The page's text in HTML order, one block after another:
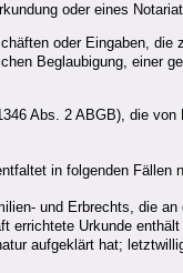
oder eines
oder Eingaben,
Beglaubigung, einer
Abs. 2 ABGB), die
in folgenden
und Erbrechts, die
errichtete Urkunde
aufgeklärt hat;